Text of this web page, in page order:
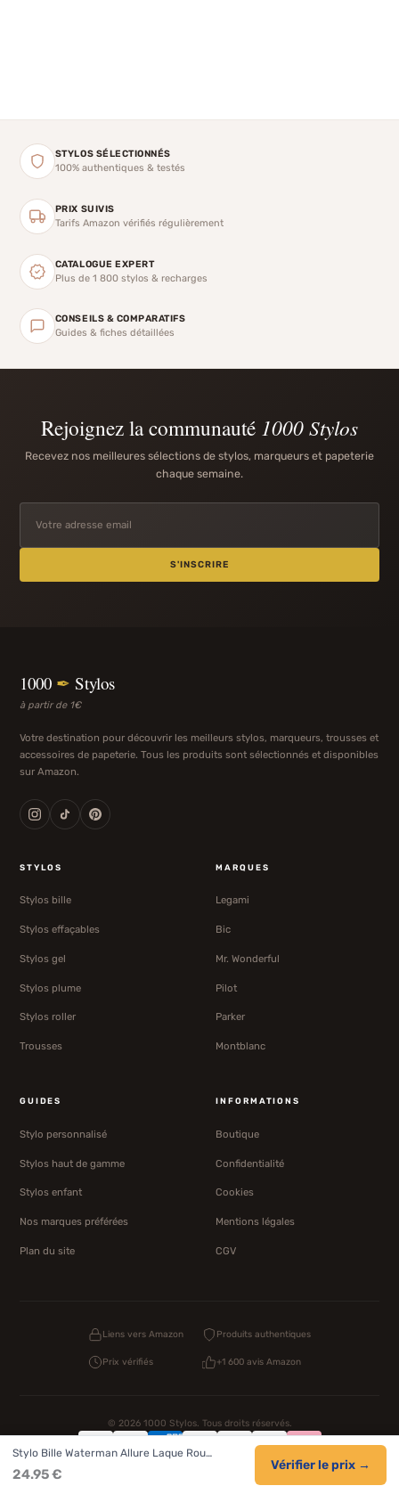
STYLOS SÉLECTIONNÉS
100% authentiques & testés
PRIX SUIVIS
Tarifs Amazon vérifiés régulièrement
CATALOGUE EXPERT
Plus de 1 800 stylos & recharges
CONSEILS & COMPARATIFS
Guides & fiches détaillées
Rejoignez la communauté 1000 Stylos
Recevez nos meilleures sélections de stylos, marqueurs et papeterie
chaque semaine.
S'INSCRIRE
1000 ✒ Stylos
à partir de 1€
Votre destination pour découvrir les meilleurs stylos, marqueurs, trousses et
accessoires de papeterie. Tous les produits sont sélectionnés et disponibles
sur Amazon.
STYLOS
Stylos bille
Stylos effaçables
Stylos gel
Stylos plume
Stylos roller
Trousses
MARQUES
Legami
Bic
Mr. Wonderful
Pilot
Parker
Montblanc
GUIDES
Stylo personnalisé
Stylos haut de gamme
Stylos enfant
Nos marques préférées
Plan du site
INFORMATIONS
Boutique
Confidentialité
Cookies
Mentions légales
CGV
Liens vers Amazon Produits authentiques
Prix vérifiés +1 600 avis Amazon
© 2026 1000 Stylos. Tous droits réservés.
Confidentialité
Stylo Bille Waterman Allure Laque Rou…
24.95 €
Vérifier le prix →